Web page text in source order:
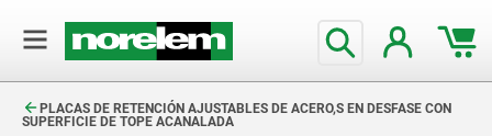
PLACAS DE RETENCIÓN AJUSTABLES DE ACERO,S EN DESFASE CON
SUPERFICIE DE TOPE ACANALADA